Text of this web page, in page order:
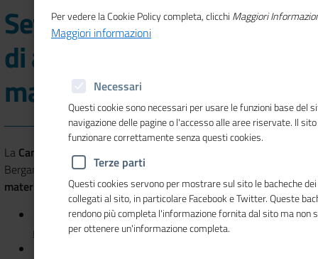
Sette incontri formativi e
di approfondimento in
materia ambientale
La Camera di commercio
Bergamo Sviluppo, organizzaun ciclo di incontri formativi in
materia ambientale, gratuiti e fruibili in modalità webinar:
15/09/2022, dalle ore 09.30 alle ore 12.30 dal titolo “Il
mondo dei rifiuti”
Per vedere la Cookie Policy completa, clicchi Maggiori
Maggiori informazioni
Necessari
Questi cookie sono necessari per usare le funzioni base del
navigazione delle pagine o l'accesso alle aree riservate. Il
funzionare correttamente senza questi cookies.
Terze parti
Questi cookies servono per mostrare sul sito le bacheche
collegati al sito, in particolare Facebook e Twitter. Queste
rendono più completa l'informazione fornita dal sito ma non
per ottenere un'informazione completa.